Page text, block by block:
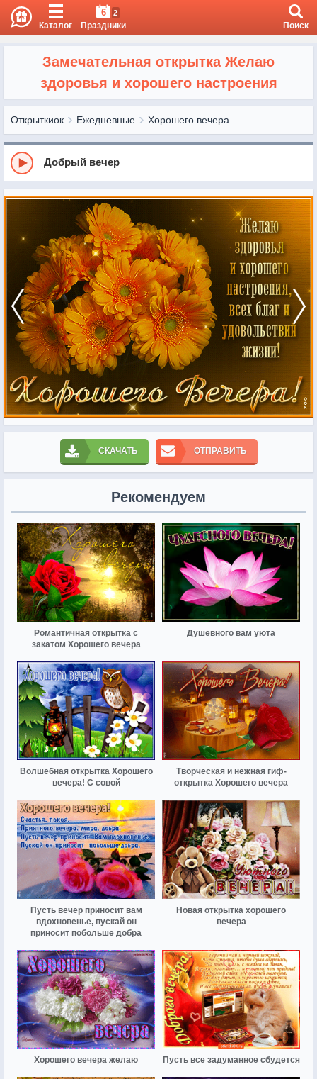
Каталог
6 2
Праздники Поиск
Замечательная открытка Желаю
здоровья и хорошего настроения
Открыткиок Ежедневные Хорошего вечера
Добрый вечер
СКАЧАТЬ ОТПРАВИТЬ
Рекомендуем
Романтичная открытка с
закатом Хорошего вечера
Душевного вам уюта
Волшебная открытка Хорошего
вечера! С совой
Творческая и нежная гиф-
открытка Хорошего вечера
Пусть вечер приносит вам
вдохновенье, пускай он
приносит побольше добра
Новая открытка хорошего
вечера
Хорошего вечера желаю Пусть все задуманное сбудется